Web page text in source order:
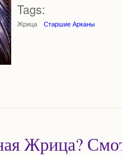
Tags:
Жрица Старшие Арканы
Жрица?